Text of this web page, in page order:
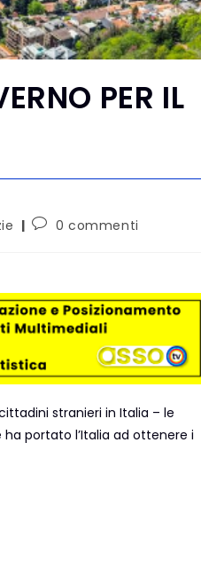
PER IL
0 commenti
stranieri in Italia – le
portato l’Italia ad ottenere i